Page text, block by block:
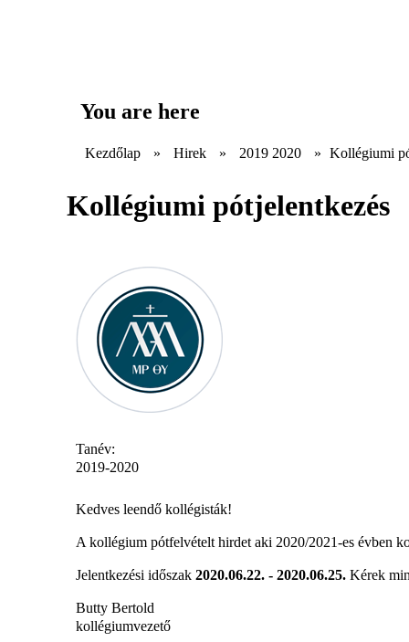
You are here
Kezdőlap » Hirek » 2019 2020 » Kollégiumi
Kollégiumi pótjelentkezés
Tanév:
2019-2020
Kedves leendő kollégisták!
A kollégium pótfelvételt hirdet aki 2020/2021-es évben
Jelentkezési időszak 2020.06.22. - 2020.06.25. Kérek
Butty Bertold
kollégiumvezető